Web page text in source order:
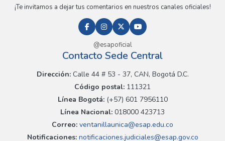
¡Te invitamos a dejar tus comentarios en nuestros canales oficiales!
@esapoficial
Contacto Sede Central
Dirección:Calle 44 # 53 - 37, CAN, Bogotá D.C.
Código postal: 111321
Línea Bogotá:(+57) 601 7956110
Línea Nacional: 018000 423713
Correo: ventanillaunica@esap.edu.co
Notificaciones:notificaciones.judiciales@esap.gov.co